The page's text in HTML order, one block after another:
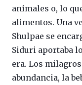
animales o, lo
alimentos. Una
Shulpae se
Siduri aportaba
era. Los
abundancia, la